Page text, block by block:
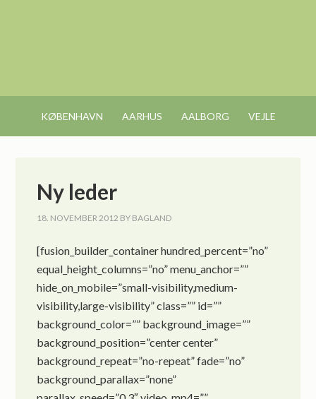
KØBENHAVN AARHUS AALBORG VEJLE
Ny leder
18. NOVEMBER 2012 BY BAGLAND
[fusion_builder_container hundred_percent=”no”
equal_height_columns=”no” menu_anchor=””
hide_on_mobile=”small-visibility,medium-
visibility,large-visibility” class=”” id=””
background_color=”” background_image=””
background_position=”center center”
background_repeat=”no-repeat” fade=”no”
background_parallax=”none”